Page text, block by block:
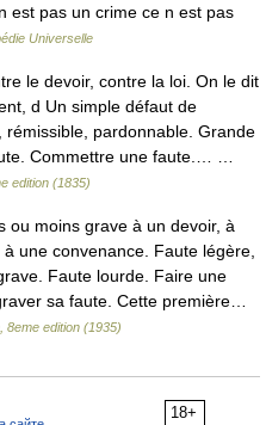
est pas un crime ce n est pas
Universelle
le devoir, contre la loi. On le dit
d Un simple défaut de
pardonnable. Grande
Commettre une faute.… …
edition (1835)
moins grave à un devoir, à
une convenance. Faute légère,
Faute lourde. Faire une
sa faute. Cette première…
8eme edition (1935)
18+